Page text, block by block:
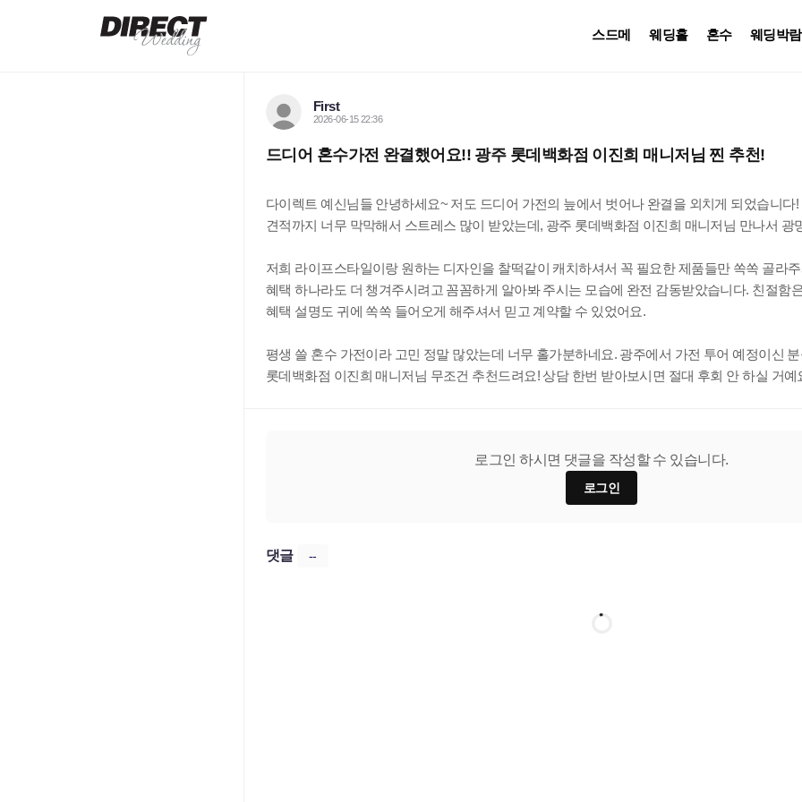
스드메 웨딩홀 혼수 웨딩박
First
2026-06-15 22:36
드디어 혼수가전 완결했어요!! 광주 롯데백화점 이진희 매니저님 찐 추천!
다이렉트 예신님들 안녕하세요~ 저도 드디어 가전의 늪에서 벗어나 완결을 외치게 되었습니다
견적까지 너무 막막해서 스트레스 많이 받았는데, 광주 롯데백화점 이진희 매니저님 만나서 광
저희 라이프스타일이랑 원하는 디자인을 찰떡같이 캐치하셔서 꼭 필요한 제품들만 쏙쏙 골라
혜택 하나라도 더 챙겨주시려고 꼼꼼하게 알아봐 주시는 모습에 완전 감동받았습니다. 친절함
혜택 설명도 귀에 쏙쏙 들어오게 해주셔서 믿고 계약할 수 있었어요.
평생 쓸 혼수 가전이라 고민 정말 많았는데 너무 홀가분하네요. 광주에서 가전 투어 예정이신
롯데백화점 이진희 매니저님 무조건 추천드려요! 상담 한번 받아보시면 절대 후회 안 하실 거
로그인 하시면 댓글을 작성할 수 있습니다.
로그인
댓글 --